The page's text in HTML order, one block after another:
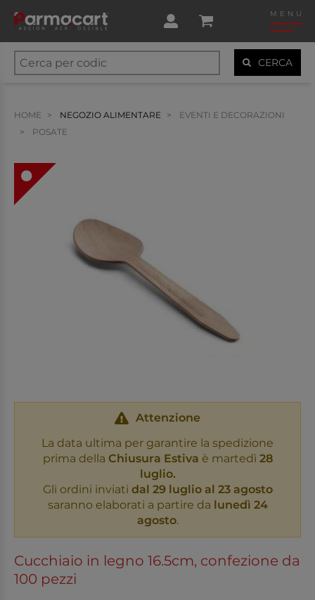
MENU
CERCA
HOME NEGOZIO ALIMENTARE
EVENTI E DECORAZIONI
POSATE
Attenzione
La data ultima per garantire la spedizione
prima della Chiusura Estiva è martedì 28
luglio.
Gli ordini inviati dal 29 luglio al 23 agosto
saranno elaborati a partire da lunedì 24
agosto.
Cucchiaio in legno 16.5cm, confezione da
100 pezzi